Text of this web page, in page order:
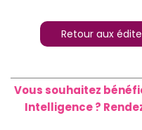
Retour aux
Vous souhaitez
Intelligence ?